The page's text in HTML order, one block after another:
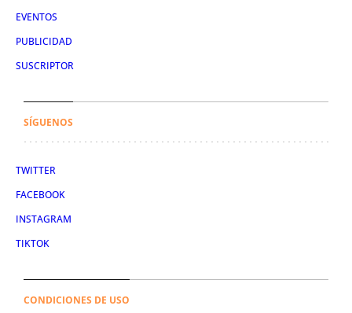
EVENTOS
PUBLICIDAD
SUSCRIPTOR
SÍGUENOS
TWITTER
FACEBOOK
INSTAGRAM
TIKTOK
CONDICIONES DE USO